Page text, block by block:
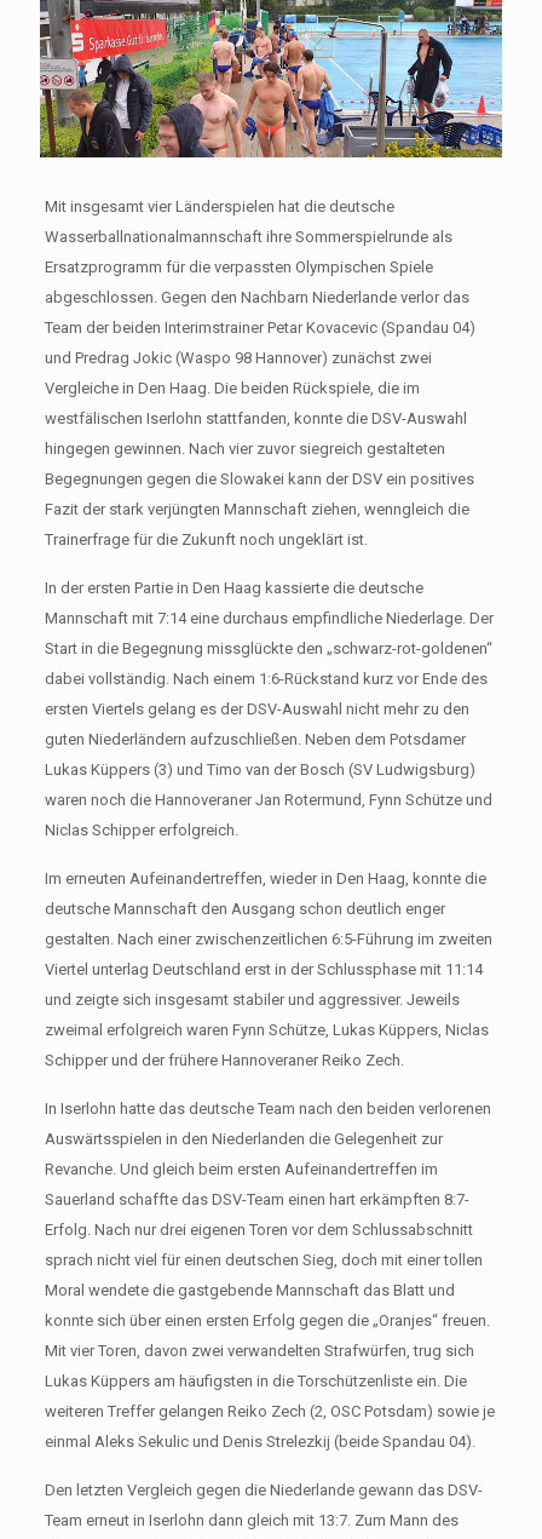
Mit insgesamt vier Länderspielen hat die deutsche
Wasserballnationalmannschaft ihre Sommerspielrunde als
Ersatzprogramm für die verpassten Olympischen Spiele
abgeschlossen. Gegen den Nachbarn Niederlande verlor das
Team der beiden Interimstrainer Petar Kovacevic (Spandau 04)
und Predrag Jokic (Waspo 98 Hannover) zunächst zwei
Vergleiche in Den Haag. Die beiden Rückspiele, die im
westfälischen Iserlohn stattfanden, konnte die DSV-Auswahl
hingegen gewinnen. Nach vier zuvor siegreich gestalteten
Begegnungen gegen die Slowakei kann der DSV ein positives
Fazit der stark verjüngten Mannschaft ziehen, wenngleich die
Trainerfrage für die Zukunft noch ungeklärt ist.
In der ersten Partie in Den Haag kassierte die deutsche
Mannschaft mit 7:14 eine durchaus empfindliche Niederlage. Der
Start in die Begegnung missglückte den „schwarz-rot-goldenen“
dabei vollständig. Nach einem 1:6-Rückstand kurz vor Ende des
ersten Viertels gelang es der DSV-Auswahl nicht mehr zu den
guten Niederländern aufzuschließen. Neben dem Potsdamer
Lukas Küppers (3) und Timo van der Bosch (SV Ludwigsburg)
waren noch die Hannoveraner Jan Rotermund, Fynn Schütze und
Niclas Schipper erfolgreich.
Im erneuten Aufeinandertreffen, wieder in Den Haag, konnte die
deutsche Mannschaft den Ausgang schon deutlich enger
gestalten. Nach einer zwischenzeitlichen 6:5-Führung im zweiten
Viertel unterlag Deutschland erst in der Schlussphase mit 11:14
und zeigte sich insgesamt stabiler und aggressiver. Jeweils
zweimal erfolgreich waren Fynn Schütze, Lukas Küppers, Niclas
Schipper und der frühere Hannoveraner Reiko Zech.
In Iserlohn hatte das deutsche Team nach den beiden verlorenen
Auswärtsspielen in den Niederlanden die Gelegenheit zur
Revanche. Und gleich beim ersten Aufeinandertreffen im
Sauerland schaffte das DSV-Team einen hart erkämpften 8:7-
Erfolg. Nach nur drei eigenen Toren vor dem Schlussabschnitt
sprach nicht viel für einen deutschen Sieg, doch mit einer tollen
Moral wendete die gastgebende Mannschaft das Blatt und
konnte sich über einen ersten Erfolg gegen die „Oranjes“ freuen.
Mit vier Toren, davon zwei verwandelten Strafwürfen, trug sich
Lukas Küppers am häufigsten in die Torschützenliste ein. Die
weiteren Treffer gelangen Reiko Zech (2, OSC Potsdam) sowie je
einmal Aleks Sekulic und Denis Strelezkij (beide Spandau 04).
Den letzten Vergleich gegen die Niederlande gewann das DSV-
Team erneut in Iserlohn dann gleich mit 13:7. Zum Mann des